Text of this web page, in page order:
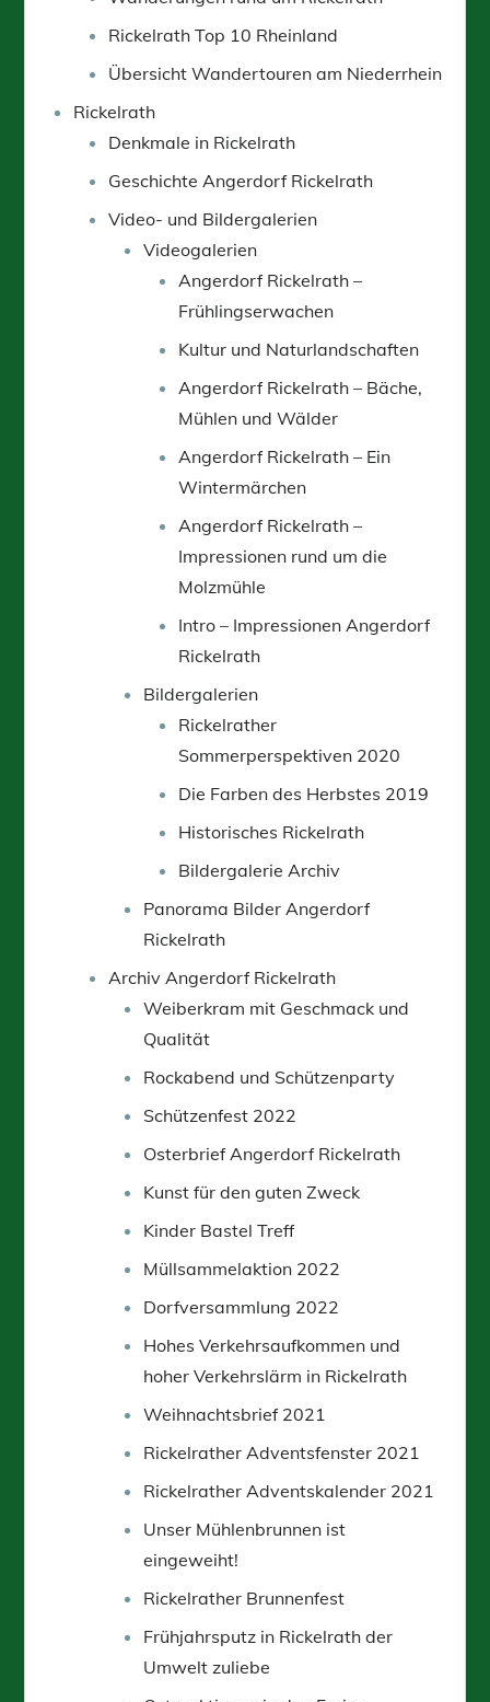
Rickelrath Top 10 Rheinland
Übersicht Wandertouren am Niederrhein
Rickelrath
Denkmale in Rickelrath
Geschichte Angerdorf Rickelrath
Video- und Bildergalerien
Videogalerien
Angerdorf Rickelrath –
Frühlingserwachen
Kultur und Naturlandschaften
Angerdorf Rickelrath – Bäche,
Mühlen und Wälder
Angerdorf Rickelrath – Ein
Wintermärchen
Angerdorf Rickelrath –
Impressionen rund um die
Molzmühle
Intro – Impressionen Angerdorf
Rickelrath
Bildergalerien
Rickelrather
Sommerperspektiven 2020
Die Farben des Herbstes 2019
Historisches Rickelrath
Bildergalerie Archiv
Panorama Bilder Angerdorf
Rickelrath
Archiv Angerdorf Rickelrath
Weiberkram mit Geschmack und
Qualität
Rockabend und Schützenparty
Schützenfest 2022
Osterbrief Angerdorf Rickelrath
Kunst für den guten Zweck
Kinder Bastel Treff
Müllsammelaktion 2022
Dorfversammlung 2022
Hohes Verkehrsaufkommen und
hoher Verkehrslärm in Rickelrath
Weihnachtsbrief 2021
Rickelrather Adventsfenster 2021
Rickelrather Adventskalender 2021
Unser Mühlenbrunnen ist
eingeweiht!
Rickelrather Brunnenfest
Frühjahrsputz in Rickelrath der
Umwelt zuliebe